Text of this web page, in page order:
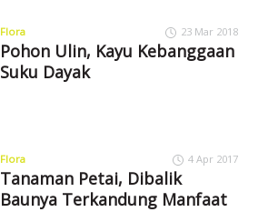
Flora 23 Mar 2018
Pohon Ulin, Kayu Kebanggaan
Suku Dayak
Flora 4 Apr 2017
Tanaman Petai, Dibalik
Baunya Terkandung Manfaat